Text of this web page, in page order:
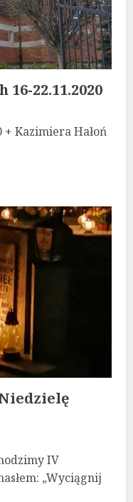
22.11.2020
+ Kazimiera Hałoń
IV
„Wyciągnij